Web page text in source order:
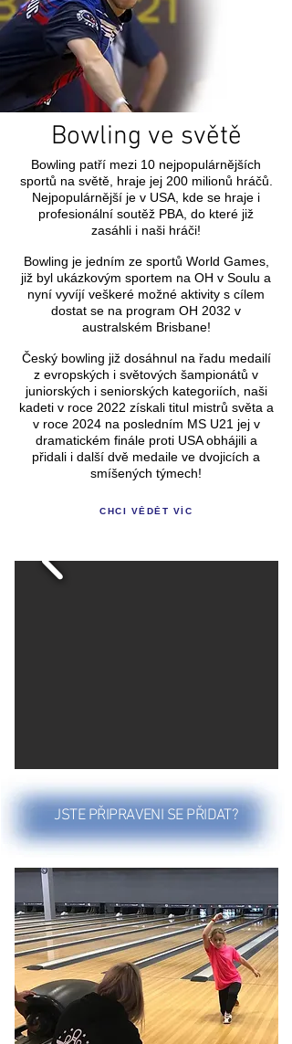
Bowling ve světě
Bowling patří mezi 10 nejpopulárnějších
sportů na světě, hraje jej 200 milionů hráčů.
Nejpopulárnější je v USA, kde se hraje i
profesionální soutěž PBA, do které již
zasáhli i naši hráči!
Bowling je jedním ze sportů World Games,
již byl ukázkovým sportem na OH v Soulu a
nyní vyvíjí veškeré možné aktivity s cílem
dostat se na program OH 2032 v
australském Brisbane!
Český bowling již dosáhnul na řadu medailí
z evropských i světových šampionátů v
juniorských i seniorských kategoriích, naši
kadeti v roce 2022 získali titul mistrů světa a
v roce 2024 na posledním MS U21 jej v
dramatickém finále proti USA obhájili a
přidali i další dvě medaile ve dvojicích a
smíšených týmech!
CHCI VĚDĚT VÍC
JSTE PŘIPRAVENI SE PŘIDAT?